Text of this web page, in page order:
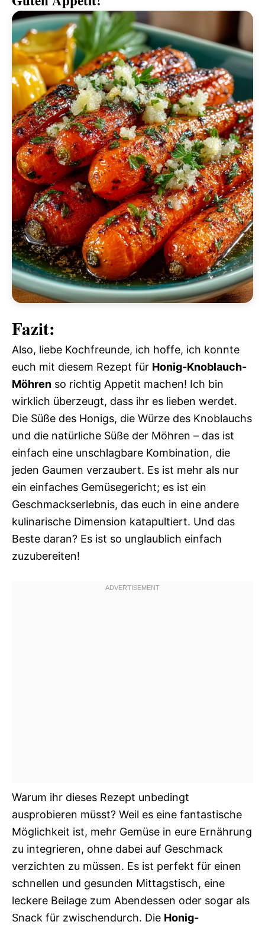
Fazit:
Also, liebe Kochfreunde, ich hoffe, ich konnte
euch mit diesem Rezept für Honig-Knoblauch-
Möhren so richtig Appetit machen! Ich bin
wirklich überzeugt, dass ihr es lieben werdet.
Die Süße des Honigs, die Würze des Knoblauchs
und die natürliche Süße der Möhren – das ist
einfach eine unschlagbare Kombination, die
jeden Gaumen verzaubert. Es ist mehr als nur
ein einfaches Gemüsegericht; es ist ein
Geschmackserlebnis, das euch in eine andere
kulinarische Dimension katapultiert. Und das
Beste daran? Es ist so unglaublich einfach
zuzubereiten!
Warum ihr dieses Rezept unbedingt
ausprobieren müsst? Weil es eine fantastische
Möglichkeit ist, mehr Gemüse in eure Ernährung
zu integrieren, ohne dabei auf Geschmack
verzichten zu müssen. Es ist perfekt für einen
schnellen und gesunden Mittagstisch, eine
leckere Beilage zum Abendessen oder sogar als
Snack für zwischendurch. Die Honig-